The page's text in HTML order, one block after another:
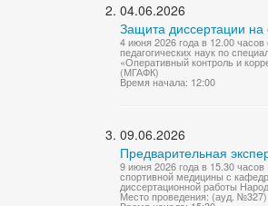
04.06.2026
Защита диссертации на
4 июня 2026 года в 12.00
педагогических наук по
«Оперативный контроль и
(МГАФК)
Время начала: 12:00
09.06.2026
Предварительная
9 июня 2026 года в 15.30
спортивной медицины с
диссертационной работы
Место проведения: (ауд.